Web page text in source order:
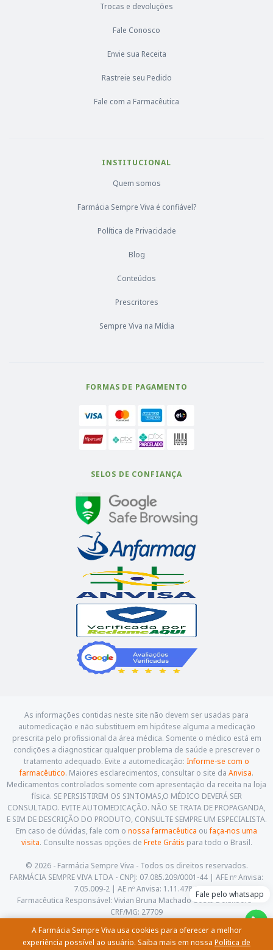
Fale pelo whatsapp
As informações contidas neste site não devem ser usadas para
automedicação e não substituem em hipótese alguma a medicação
prescrita pelo profissional da área médica. Somente o médico está em
condições a diagnosticar qualquer problema de saúde e prescrever o
tratamento adequado. Evite a automedicação: Informe-se com o
farmacêutico. Maiores esclarecimentos, consultar o site da Anvisa.
Medicamentos controlados somente com apresentação da receita na loja
física. SE PERSISTIREM OS SINTOMAS,O MÉDICO DEVERÁ SER
CONSULTADO. EVITE AUTOMEDICAÇÃO. NÃO SE TRATA DE PROPAGANDA,
E SIM DE DESCRIÇÃO DO PRODUTO, CONSULTE SEMPRE UM ESPECIALISTA.
Em caso de dúvidas, fale com o nossa farmacêutica oufaça-nos uma
visita. Consulte nossas opções de Frete Grátis para todo o Brasil.
© 2026 - Farmácia Sempre Viva - Todos os direitos reservados.
FARMÁCIA SEMPRE VIVA LTDA - CNPJ: 07.085.209/0001-44 | AFE nº Anvisa:
7.05.009-2 | AE nº Anvisa: 1.11.478-5
Farmacêutica Responsável: Vivian Bruna Machado Costa Delalibera -
CRF/MG: 27709
(35) 3622-5658 | contato@farmaciasempreviva.com.br
Trocas e devoluções
Fale Conosco
Envie sua Receita
Rastreie seu Pedido
Fale com a Farmacêutica
INSTITUCIONAL
Quem somos
Farmácia Sempre Viva é confiável?
Política de Privacidade
Blog
Conteúdos
Prescritores
Sempre Viva na Mídia
FORMAS DE PAGAMENTO
SELOS DE CONFIANÇA
A Farmácia Sempre Viva usa cookies para oferecer a melhor
experiência possível ao usuário. Saiba mais em nossa Política de